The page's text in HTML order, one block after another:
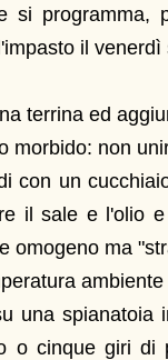
si
il venerdì
terrina ed
morbido: non
con un
il sale e l'olio
omogeno ma
una spianatoia
o cinque giri